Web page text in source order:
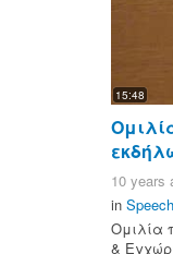
15:48
10 years
in
Ομιλία
&